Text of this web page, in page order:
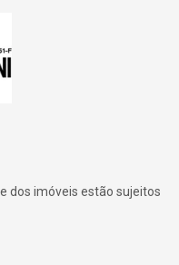
dos imóveis estão sujeitos